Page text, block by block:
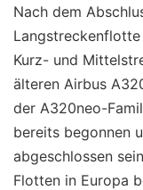
Nach dem
Kurz- und
älteren Airbus
der A320neo-
bereits begonnen
abgeschlossen
Flotten in Europa